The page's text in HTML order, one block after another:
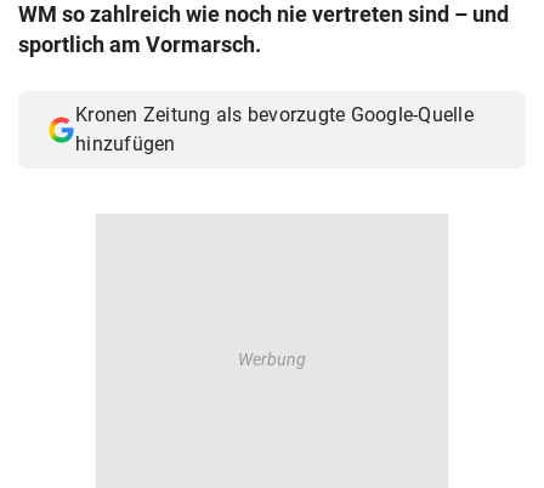
WM so zahlreich wie noch nie vertreten sind – und
sportlich am Vormarsch.
Kronen Zeitung als bevorzugte Google-Quelle
hinzufügen